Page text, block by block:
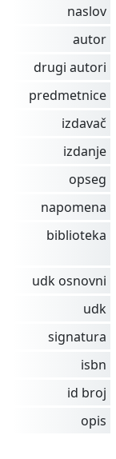
naslov
autor
drugi autori
predmetnice
izdavač
izdanje
opseg
napomena
biblioteka
udk osnovni
udk
signatura
isbn
id broj
opis